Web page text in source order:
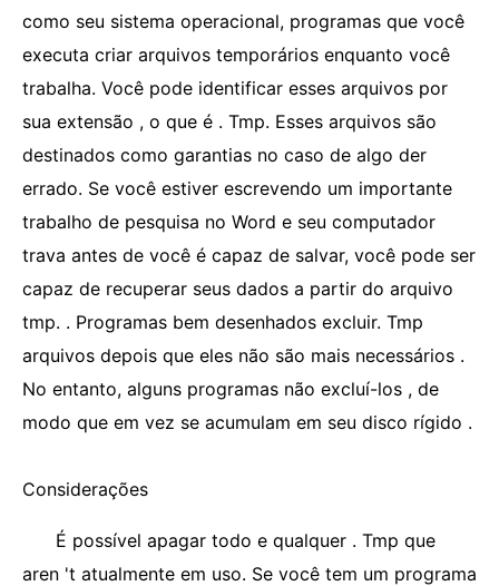
como seu sistema operacional, programas que você
executa criar arquivos temporários enquanto você
trabalha. Você pode identificar esses arquivos por
sua extensão , o que é . Tmp. Esses arquivos são
destinados como garantias no caso de algo der
errado. Se você estiver escrevendo um importante
trabalho de pesquisa no Word e seu computador
trava antes de você é capaz de salvar, você pode ser
capaz de recuperar seus dados a partir do arquivo
tmp. . Programas bem desenhados excluir. Tmp
arquivos depois que eles não são mais necessários .
No entanto, alguns programas não excluí-los , de
modo que em vez se acumulam em seu disco rígido .
Considerações
É possível apagar todo e qualquer . Tmp que
aren 't atualmente em uso. Se você tem um programa